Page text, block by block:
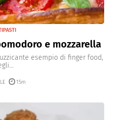
e mozzarella
esempio di finger food,
15m